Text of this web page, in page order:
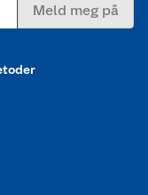
Meld meg på